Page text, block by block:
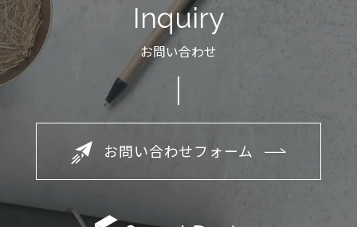
Inquiry
お問い合わせ
お問い合わせフォーム